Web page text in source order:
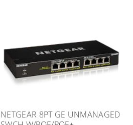
NETGEAR 8PT GE UNMANAGED